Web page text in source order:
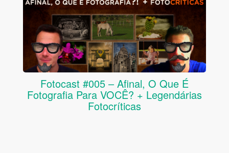
Fotocast #005 – Afinal, O Que É
Fotografia Para VOCÊ? + Legendárias
Fotocríticas